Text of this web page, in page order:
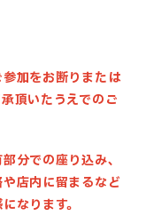
加をお断りまたは
頂いたうえでのご
分での座り込み、
店内に留まるなど
なります。